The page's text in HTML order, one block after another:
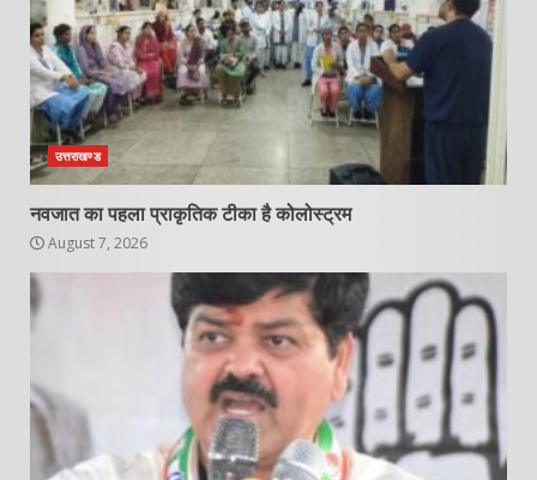
उत्तराखण्ड
नवजात का पहला प्राकृतिक टीका है कोलोस्ट्रम
August 7, 2026